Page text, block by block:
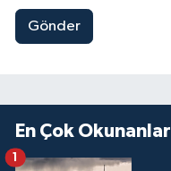
Gönder
En Çok Okunanlar
1